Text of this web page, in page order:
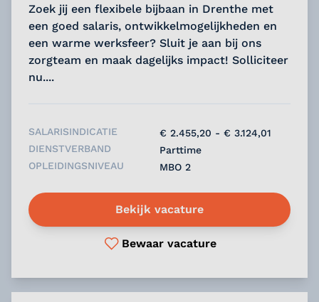
Zoek jij een flexibele bijbaan in Drenthe met
een goed salaris, ontwikkelmogelijkheden en
een warme werksfeer? Sluit je aan bij ons
zorgteam en maak dagelijks impact! Solliciteer
nu....
SALARISINDICATIE
€ 2.455,20 - € 3.124,01
DIENSTVERBAND
Parttime
OPLEIDINGSNIVEAU
MBO 2
Bekijk vacature
Bewaar vacature